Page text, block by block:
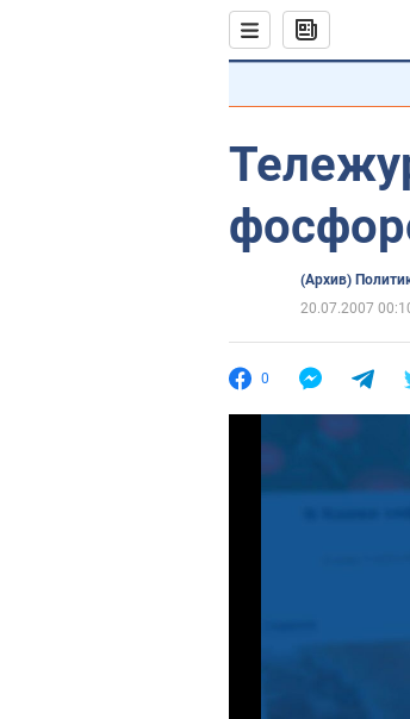
(Архив)
20.07.2007
0